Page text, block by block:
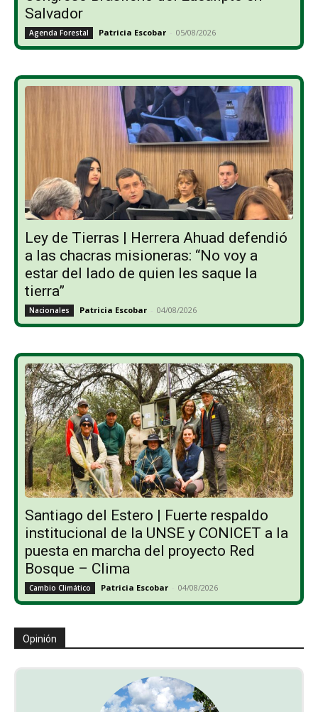
Salvador
Agenda Forestal Patricia Escobar - 05/08/2026
Ley de Tierras | Herrera Ahuad defendió
a las chacras misioneras: “No voy a
estar del lado de quien les saque la
tierra”
Nacionales Patricia Escobar - 04/08/2026
Santiago del Estero | Fuerte respaldo
institucional de la UNSE y CONICET a la
puesta en marcha del proyecto Red
Bosque – Clima
Cambio Climático Patricia Escobar - 04/08/2026
Opinión